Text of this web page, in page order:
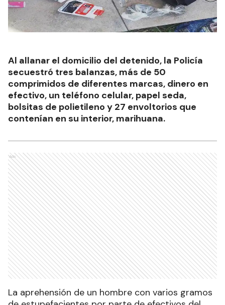
Al allanar el domicilio del detenido, la Policía
secuestró tres balanzas, más de 50
comprimidos de diferentes marcas, dinero en
efectivo, un teléfono celular, papel seda,
bolsitas de polietileno y 27 envoltorios que
contenían en su interior, marihuana.
Ads
La aprehensión de un hombre con varios gramos